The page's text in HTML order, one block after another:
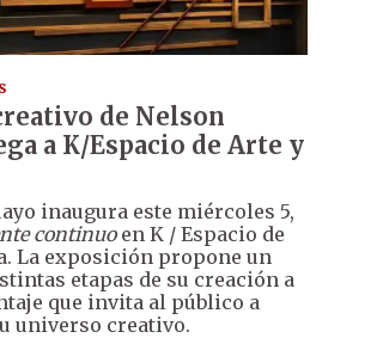
de Nelson
a K/Espacio de Arte y
inaugura este miércoles 5,
continuoen K / Espacio de
La exposición propone un
etapas de su creación a
que invita al público a
universo creativo.